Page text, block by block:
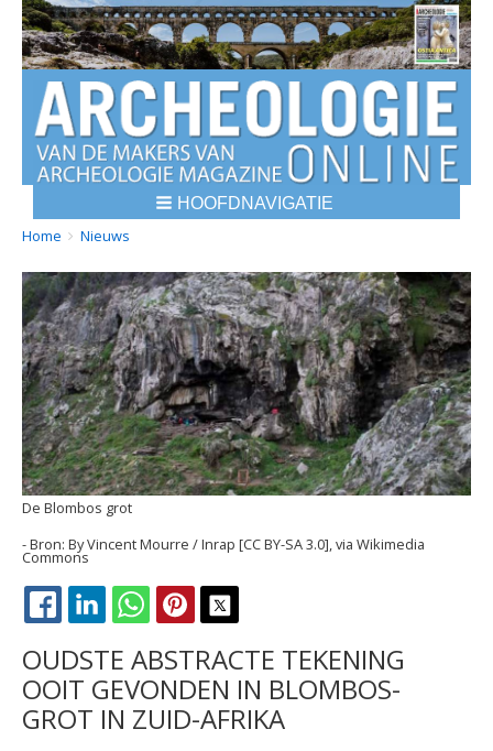
HOOFDNAVIGATIE
BREADCRUMBS
YOU
HERE:
Home Nieuws
De Blombos grot
By Vincent Mourre / Inrap [CC BY-SA 3.0], via Wikimedia
Commons
FACEBOOK
LINKEDINWHATSAPPPINTEREST
OUDSTE ABSTRACTE TEKENING
OOIT GEVONDEN IN BLOMBOS-
GROT IN ZUID-AFRIKA